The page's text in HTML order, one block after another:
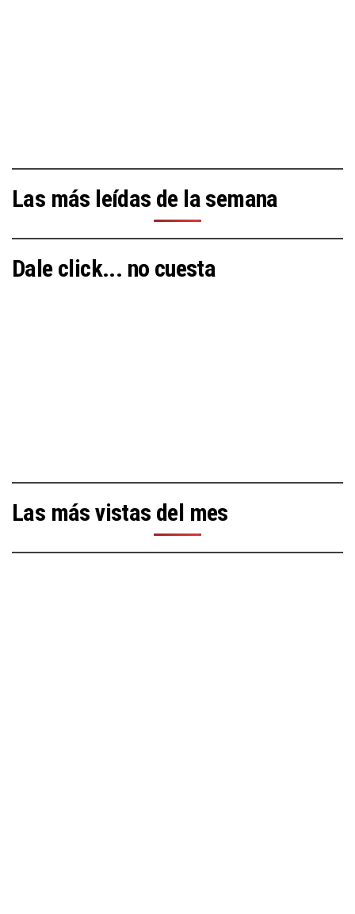
Las más leídas de la semana
Dale click... no cuesta
Las más vistas del mes